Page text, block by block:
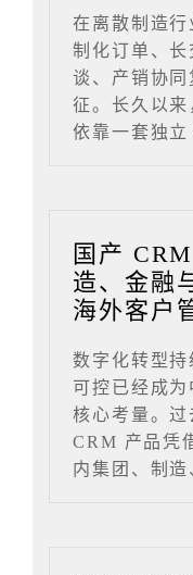
在离散制造
制化订单、
谈、产销协
征。长久以
依靠一套独
国产
造、金融
海外客户
数字化转型
可控已经成
核心考量。
CRM 产品凭
内集团、制